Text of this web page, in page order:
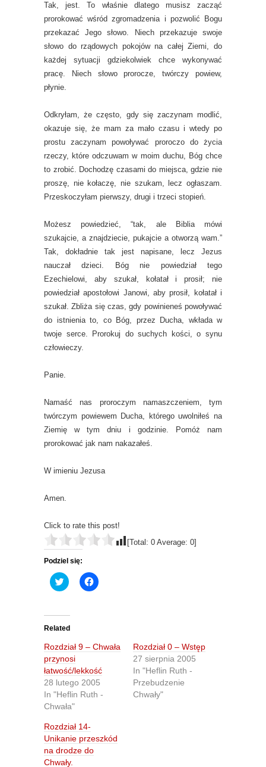
Tak, jest. To właśnie dlatego musisz zacząć
prorokować wśród zgromadzenia i pozwolić Bogu
przekazać Jego słowo. Niech przekazuje swoje
słowo do rządowych pokojów na całej Ziemi, do
każdej sytuacji gdziekolwiek chce wykonywać
pracę. Niech słowo prorocze, twórczy powiew,
płynie.
Odkryłam, że często, gdy się zaczynam modlić,
okazuje się, że mam za mało czasu i wtedy po
prostu zaczynam powoływać proroczo do życia
rzeczy, które odczuwam w moim duchu, Bóg chce
to zrobić. Dochodzę czasami do miejsca, gdzie nie
proszę, nie kołaczę, nie szukam, lecz ogłaszam.
Przeskoczyłam pierwszy, drugi i trzeci stopień.
Możesz powiedzieć, “tak, ale Biblia mówi
szukajcie, a znajdziecie, pukajcie a otworzą wam.”
Tak, dokładnie tak jest napisane, lecz Jezus
nauczał dzieci. Bóg nie powiedział tego
Ezechielowi, aby szukał, kołatał i prosił; nie
powiedział apostołowi Janowi, aby prosił, kołatał i
szukał. Zbliża się czas, gdy powinieneś powoływać
do istnienia to, co Bóg, przez Ducha, wkłada w
twoje serce. Prorokuj do suchych kości, o synu
człowieczy.
Panie.
Namaść nas proroczym namaszczeniem, tym
twórczym powiewem Ducha, którego uwolniłeś na
Ziemię w tym dniu i godzinie. Pomóż nam
prorokować jak nam nakazałeś.
W imieniu Jezusa
Amen.
Click to rate this post!
[Total: 0 Average: 0]
Podziel się:
C
l
t
o
s
h
a
r
e
o
n
T
w
i
t
e
r
(
O
p
C
l
h
a
e
o
n
F
a
o
k
Related
Rozdział 9 – Chwała
przynosi
łatwość/lekkość
28 lutego 2005
In "Heflin Ruth -
Chwała"
Rozdział 0 – Wstęp
27 sierpnia 2005
In "Heflin Ruth -
Przebudzenie
Chwały"
Rozdział 14-
Unikanie przeszkód
na drodze do
Chwały.